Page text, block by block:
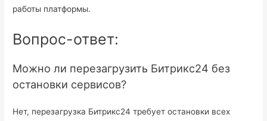
работы платформы.
Вопрос-ответ:
Можно ли перезагрузить Битрикс24 без
остановки сервисов?
Нет, перезагрузка Битрикс24 требует остановки всех